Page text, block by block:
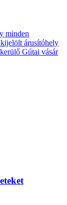
minden
kijelölt árusítóhely
Gútai vásár